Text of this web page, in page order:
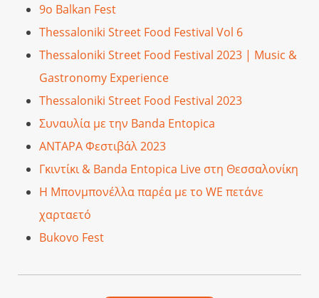
9ο Balkan Fest
Thessaloniki Street Food Festival Vol 6
Thessaloniki Street Food Festival 2023 | Music &
Gastronomy Experience
Thessaloniki Street Food Festival 2023
Συναυλία με την Banda Entopica
ΑΝΤΑΡΑ Φεστιβάλ 2023
Γκιντίκι & Banda Entopica Live στη Θεσσαλονίκη
Η Μπονμπονέλλα παρέα με το WE πετάνε
χαρταετό
Bukovo Fest